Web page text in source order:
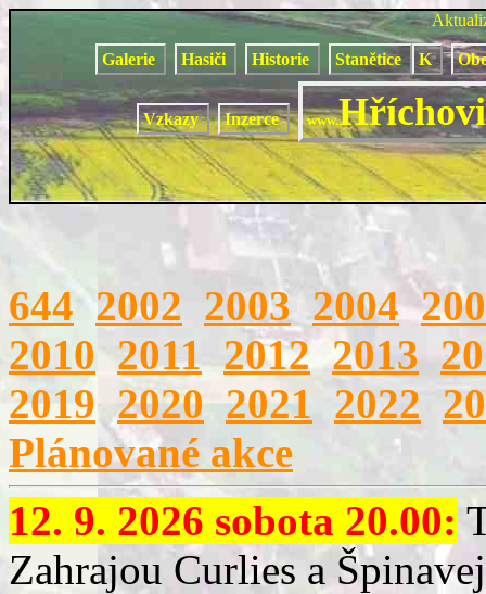
Galerie Hasiči Historie Stanětice K
Vzkazy Inzerce www.
644 2002 2003 2004
2010 2011 2012 2013
2019 2020 2021 2022
Plánované akce
12. 9. 2026 sobota 20.00:
Zahrajou Curlies a